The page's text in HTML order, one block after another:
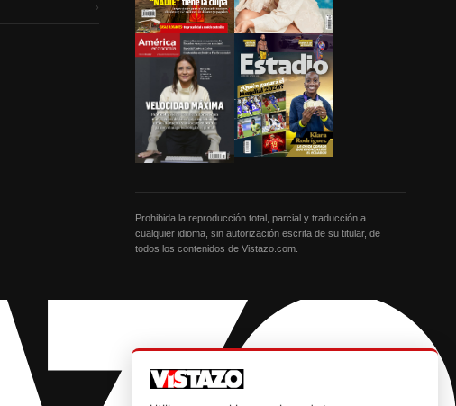
›
Prohibida la reproducción total, parcial y traducción a
cualquier idioma, sin autorización escrita de su titular, de
todos los contenidos de Vistazo.com.